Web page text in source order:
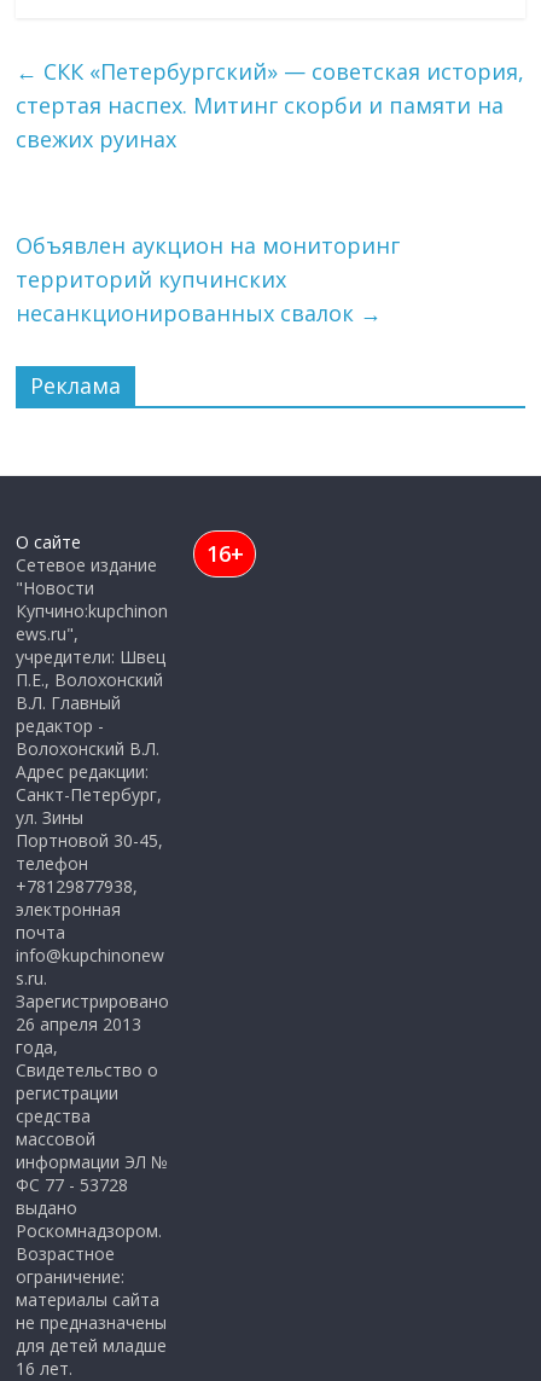
← СКК «Петербургский» — советская история,
стертая наспех. Митинг скорби и памяти на
свежих руинах
Объявлен аукцион на мониторинг
территорий купчинских
несанкционированных свалок →
Реклама
О сайте
Сетевое издание
"Новости
Купчино:kupchinon
ews.ru",
учредители: Швец
П.Е., Волохонский
В.Л. Главный
редактор -
Волохонский В.Л.
Адрес редакции:
Санкт-Петербург,
ул. Зины
Портновой 30-45,
телефон
+78129877938,
электронная
почта
info@kupchinonew
s.ru.
Зарегистрировано
26 апреля 2013
года,
Свидетельство о
регистрации
средства
массовой
информации ЭЛ №
ФС 77 - 53728
выдано
Роскомнадзором.
Возрастное
ограничение:
материалы сайта
не предназначены
для детей младше
16 лет.
16+